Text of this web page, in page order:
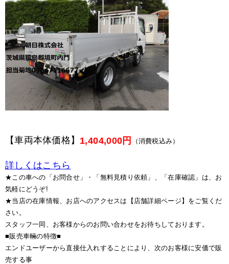
【車両本体価格】 1,404,000円 （消費税込み）
詳しくはこちら
★この車への「お問合せ」・「無料見積り依頼」、「在庫確認」は、お
気軽にどうぞ!
★当店の在庫情報、お店へのアクセスは【店舗詳細ページ】をご覧くだ
さい。
スタッフ一同、お客様からのお問い合わせをお待ちしております。
■販売車輛の特徴■
エンドユーザーから直接仕入れすることにより、次のお客様に安価で販
売する事